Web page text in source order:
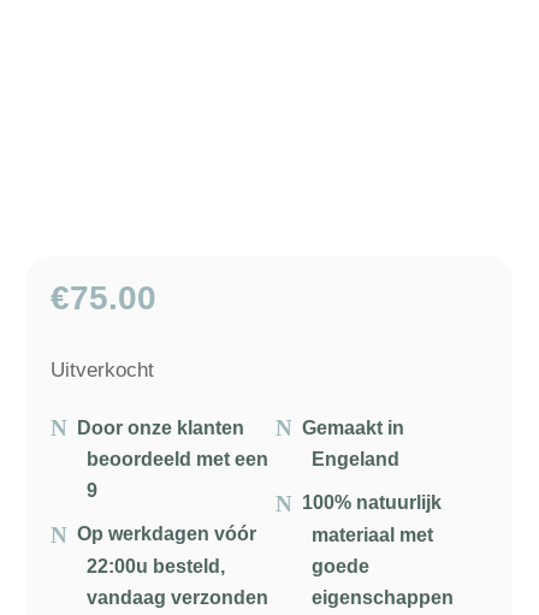
€75.00
Uitverkocht
Door onze klanten
beoordeeld met een
9
Op werkdagen vóór
22:00u besteld,
vandaag verzonden
Gemaakt in
Engeland
100% natuurlijk
materiaal met
goede
eigenschappen